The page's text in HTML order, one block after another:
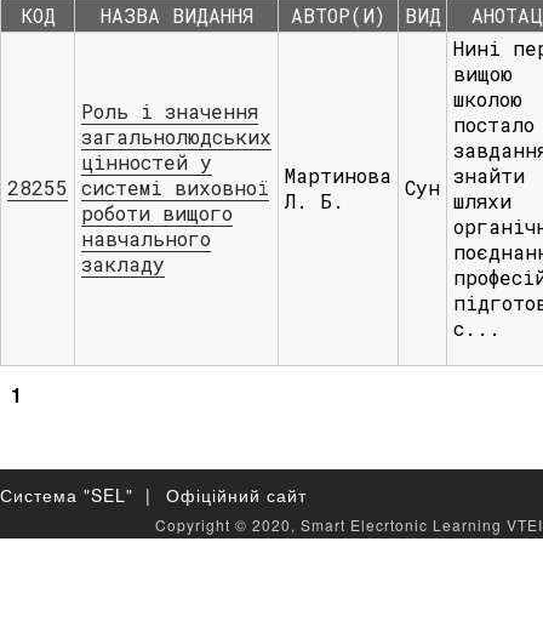
КОД НАЗВА ВИДАННЯ АВТОР(И) ВИД
28255
Роль і значення
загальнолюдських
цінностей у
системі виховної
роботи вищого
навчального
закладу
Мартинова
Л. Б.
Сун
Нині
вищою
школою
постало
знайти
шляхи
с...
1
Система "SEL" | Офіційний сайт
Copyright © 2020, Smart Elecrtonic Learning VTEI